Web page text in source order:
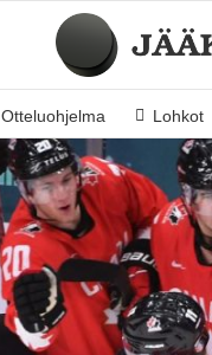
Otteluohjelma Lohkot